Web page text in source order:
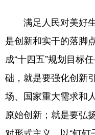
满足人民对美好生
是创新和实干的落脚
成“十四五”规划目标
础，就是要强化创新
场、国家重大需求和
原始创新；就是要弘